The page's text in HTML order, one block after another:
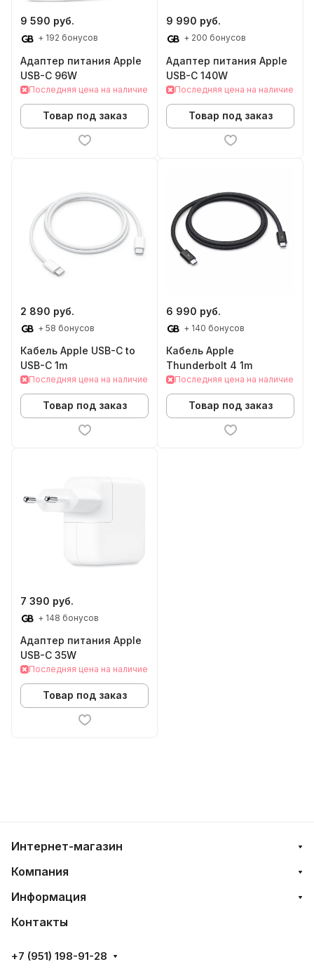
9 590 руб.
+ 192 бонусов
Адаптер питания Apple
USB-C 96W
Последняя цена на наличие
Товар под заказ
9 990 руб.
+ 200 бонусов
Адаптер питания Apple
USB-C 140W
Последняя цена на наличие
Товар под заказ
2 890 руб.
+ 58 бонусов
Кабель Apple USB-C to
USB-C 1m
Последняя цена на наличие
Товар под заказ
6 990 руб.
+ 140 бонусов
Кабель Apple
Thunderbolt 4 1m
Последняя цена на наличие
Товар под заказ
7 390 руб.
+ 148 бонусов
Адаптер питания Apple
USB-C 35W
Последняя цена на наличие
Товар под заказ
Интернет-магазин
Компания
Информация
Контакты
+7 (951) 198-91-28